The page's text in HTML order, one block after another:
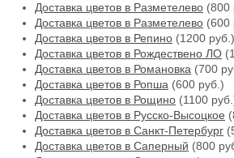
Доставка цветов в Разметелево (800
Доставка цветов в Разметелево (600
Доставка цветов в Репино (1200 руб.)
Доставка цветов в Рождествено ЛО
Доставка цветов в Романовка (700
Доставка цветов в Ропша (600 руб.)
Доставка цветов в Рощино (1100
Доставка цветов в Русско-Высоцкое
Доставка цветов в Санкт-Петербург
Доставка цветов в Саперный (800